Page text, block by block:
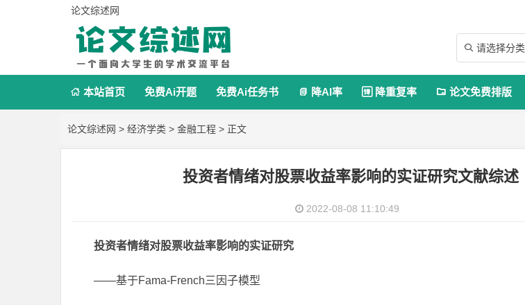
论文综述网
 请选择分类
 本站首页 免费Ai开题 免费Ai任务书  降AI率  降重复率  论文免费排版
论文综述网 > 经济学类 > 金融工程 > 正文
投资者情绪对股票收益率影响的实证研究文献综述
2022-08-08 11:10:49
投资者情绪对股票收益率影响的实证研究
——基于Fama-French三因子模型